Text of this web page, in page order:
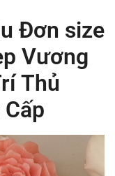
Đơn size
Vương
Thủ